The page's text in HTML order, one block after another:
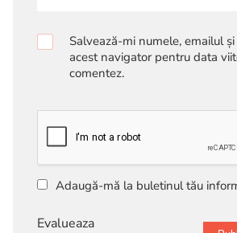
Salvează-mi numele, emailul
acest navigator pentru data
comentez.
Adaugă-mă la buletinul tău
Evalueaza